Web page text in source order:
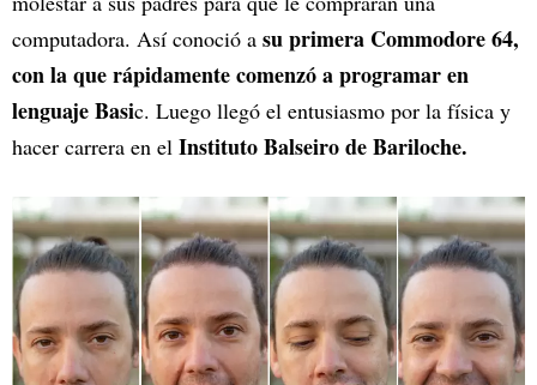
computadora. Así conoció a su primera Commodore 64,
con la que rápidamente comenzó a programar en
lenguaje Basic. Luego llegó el entusiasmo por la física y
hacer carrera en el Instituto Balseiro de Bariloche.